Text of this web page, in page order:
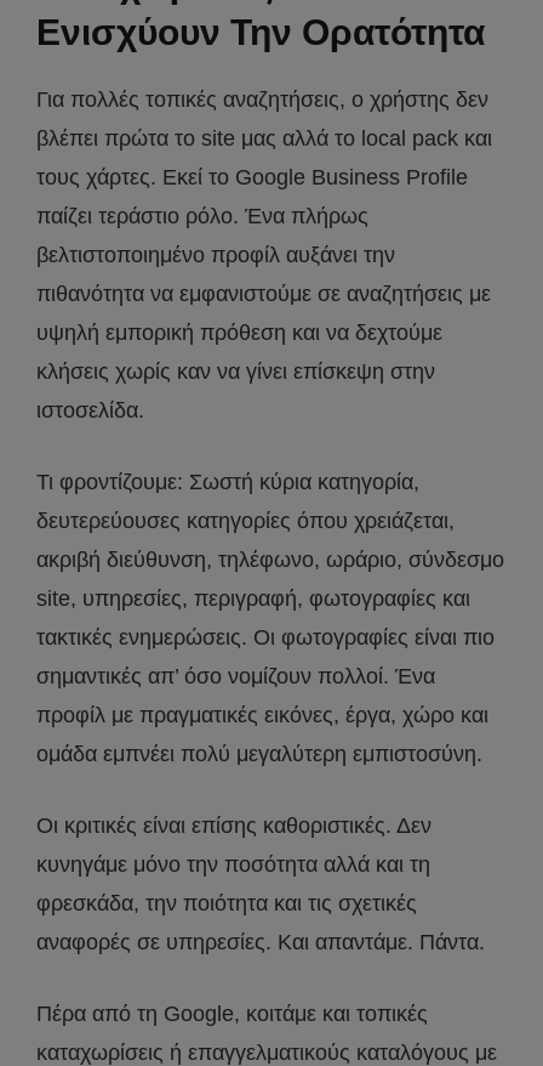
Ενισχύουν Την Ορατότητα
Για πολλές τοπικές αναζητήσεις, ο χρήστης δεν
βλέπει πρώτα το site μας αλλά το local pack και
τους χάρτες. Εκεί το Google Business Profile
παίζει τεράστιο ρόλο. Ένα πλήρως
βελτιστοποιημένο προφίλ αυξάνει την
πιθανότητα να εμφανιστούμε σε αναζητήσεις με
υψηλή εμπορική πρόθεση και να δεχτούμε
κλήσεις χωρίς καν να γίνει επίσκεψη στην
ιστοσελίδα.
Τι φροντίζουμε: Σωστή κύρια κατηγορία,
δευτερεύουσες κατηγορίες όπου χρειάζεται,
ακριβή διεύθυνση, τηλέφωνο, ωράριο, σύνδεσμο
site, υπηρεσίες, περιγραφή, φωτογραφίες και
τακτικές ενημερώσεις. Οι φωτογραφίες είναι πιο
σημαντικές απ’ όσο νομίζουν πολλοί. Ένα
προφίλ με πραγματικές εικόνες, έργα, χώρο και
ομάδα εμπνέει πολύ μεγαλύτερη εμπιστοσύνη.
Οι κριτικές είναι επίσης καθοριστικές. Δεν
κυνηγάμε μόνο την ποσότητα αλλά και τη
φρεσκάδα, την ποιότητα και τις σχετικές
αναφορές σε υπηρεσίες. Και απαντάμε. Πάντα.
Πέρα από τη Google, κοιτάμε και τοπικές
καταχωρίσεις ή επαγγελματικούς καταλόγους με